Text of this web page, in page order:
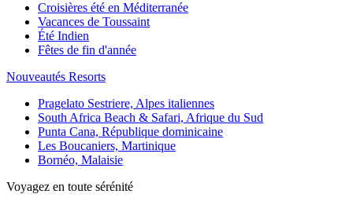
Croisières été en Méditerranée
Vacances de Toussaint
Été Indien
Fêtes de fin d'année
Nouveautés Resorts
Pragelato Sestriere, Alpes italiennes
South Africa Beach & Safari, Afrique du Sud
Punta Cana, République dominicaine
Les Boucaniers, Martinique
Bornéo, Malaisie
Voyagez en toute sérénité